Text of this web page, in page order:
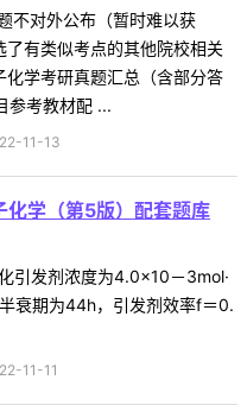
不对外公布（暂时难以获
有类似考点的其他院校相关
学考研真题汇总（含部分答
参考教材配 ...
11-13
学（第5版）配套题库
引发剂浓度为4.0×10－3mol·
衰期为44h，引发剂效率f＝0.
11-11